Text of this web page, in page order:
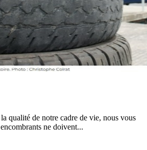
qualité de notre cadre de vie, nous vous
ne doivent...